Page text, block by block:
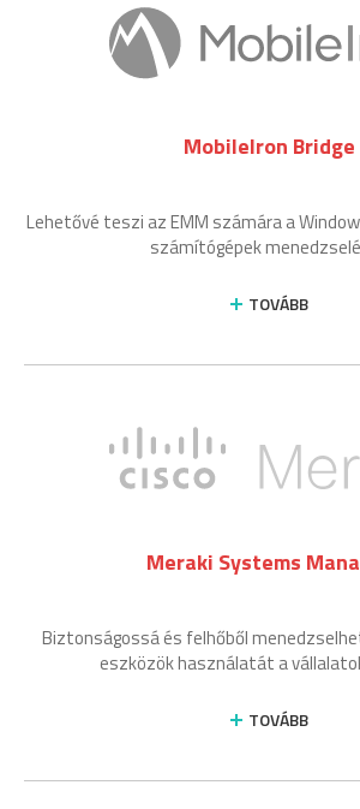
MobileIron Bridge
Lehetővé teszi az EMM számára a
számítógépek
TOVÁBB
Meraki Systems
Biztonságossá és felhőből
eszközök használatát a
TOVÁBB